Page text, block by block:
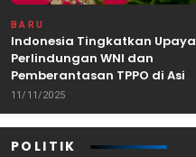
BARU
Indonesia Tingkatkan Upaya
Perlindungan WNI dan
Pemberantasan TPPO di Asia
Tenggara
11/11/2025
POLITIK